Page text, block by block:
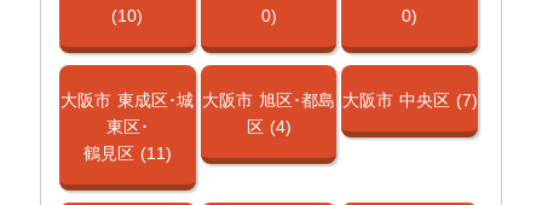
(10)
0)
0)
大阪市 東成区･城
東区･
鶴見区 (11)
大阪市 旭区･都島
区 (4)
大阪市 中央区 (7)